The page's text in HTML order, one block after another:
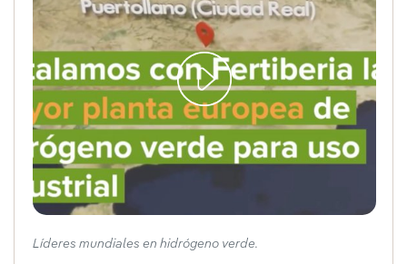
Líderes mundiales en hidrógeno verde.